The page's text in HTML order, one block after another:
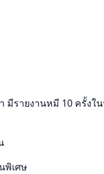
มีรายงานหมี 10 ครั้
พิเศษ